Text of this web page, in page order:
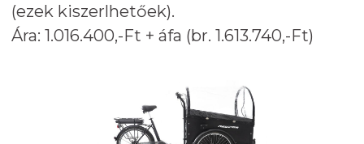
(ezek kiszerlhetőek).
Ára: 1.016.400,-Ft + áfa (br. 1.613.740,-Ft)